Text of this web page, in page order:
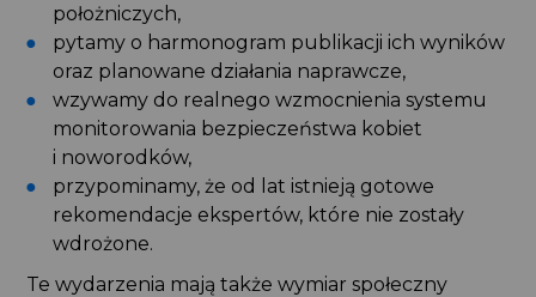
położniczych,
pytamy o harmonogram publikacji ich wyników
oraz planowane działania naprawcze,
wzywamy do realnego wzmocnienia systemu
monitorowania bezpieczeństwa kobiet
i noworodków,
przypominamy, że od lat istnieją gotowe
rekomendacje ekspertów, które nie zostały
wdrożone.
Te wydarzenia mają także wymiar społeczny